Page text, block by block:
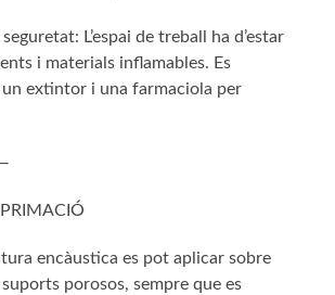
L’espai de treball ha d’estar
i materials inflamables. Es
extintor i una farmaciola per
encàustica es pot aplicar sobre
porosos, sempre que es